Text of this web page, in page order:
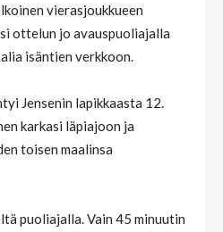
vierasjoukkueen
ottelun jo avauspuoliajalla
isäntien verkkoon.
Jensenin lapikkaasta 12.
karkasi läpiajoon ja
toisen maalinsa
puoliajalla. Vain 45 minuutin